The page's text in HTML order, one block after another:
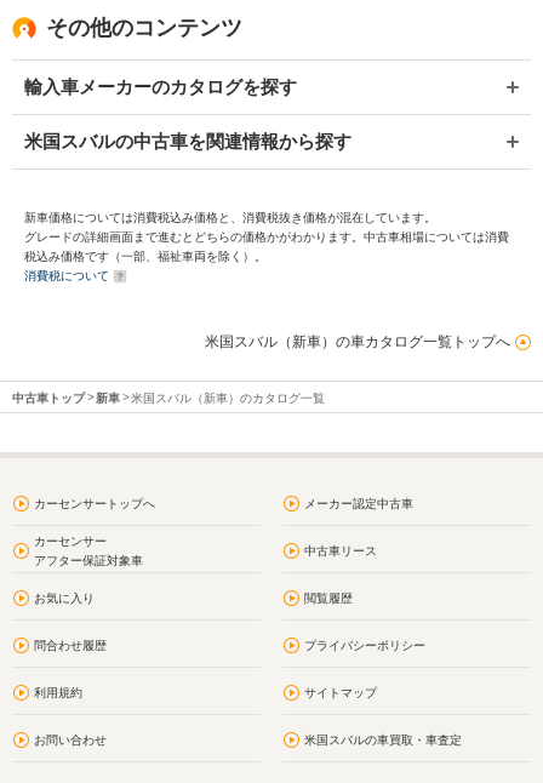
その他のコンテンツ
輸入車メーカーのカタログを探す
米国スバルの中古車を関連情報から探す
新車価格については消費税込み価格と、消費税抜き価格が混在しています。
グレードの詳細画面まで進むとどちらの価格かがわかります。中古車相場については消費
税込み価格です（一部、福祉車両を除く）。
消費税について
米国スバル（新車）の車カタログ一覧トップへ
中古車トップ 新車 米国スバル（新車）のカタログ一覧
カーセンサートップへ メーカー認定中古車
カーセンサー
アフター保証対象車
中古車リース
お気に入り 閲覧履歴
問合わせ履歴 プライバシーポリシー
利用規約 サイトマップ
お問い合わせ 米国スバルの車買取・車査定